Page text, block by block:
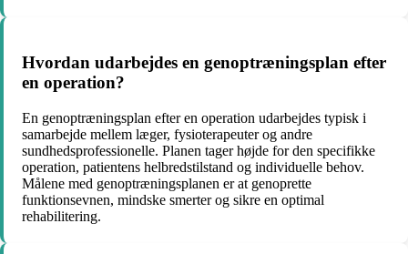
Hvordan udarbejdes en genoptræningsplan efter
en operation?
En genoptræningsplan efter en operation udarbejdes typisk i
samarbejde mellem læger, fysioterapeuter og andre
sundhedsprofessionelle. Planen tager højde for den specifikke
operation, patientens helbredstilstand og individuelle behov.
Målene med genoptræningsplanen er at genoprette
funktionsevnen, mindske smerter og sikre en optimal
rehabilitering.